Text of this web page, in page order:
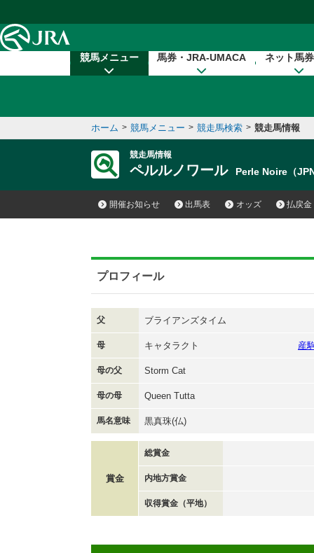
競馬メニュー 馬券・JRA-UMACA ネット馬
ホーム > 競馬メニュー > 競走馬検索 > 競走馬情報
競走馬情報
ペルルノワール Perle Noire（
開催お知らせ 出馬表 オッズ 払戻金
プロフィール
父 ブライアンズタイム
母 キャタラクト 産
母の父 Storm Cat
母の母 Queen Tutta
馬名意味 黒真珠(仏)
賞金
総賞金
内地方賞金
収得賞金（平地）